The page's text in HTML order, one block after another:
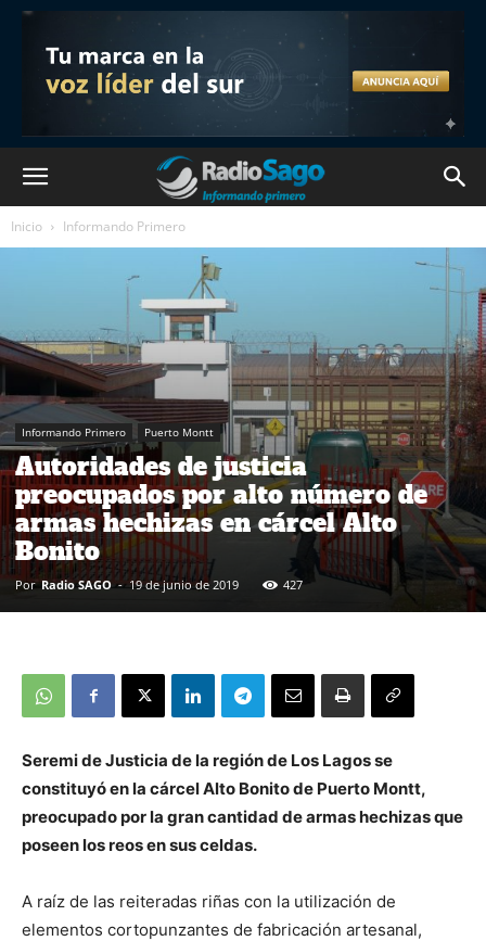
Inicio Informando Primero
Informando Primero Puerto Montt
Autoridades de justicia
preocupados por alto número de
armas hechizas en cárcel Alto
Bonito
Por Radio SAGO - 19 de junio de 2019 427
Seremi de Justicia de la región de Los Lagos se
constituyó en la cárcel Alto Bonito de Puerto Montt,
preocupado por la gran cantidad de armas hechizas que
poseen los reos en sus celdas.
A raíz de las reiteradas riñas con la utilización de
elementos cortopunzantes de fabricación artesanal,